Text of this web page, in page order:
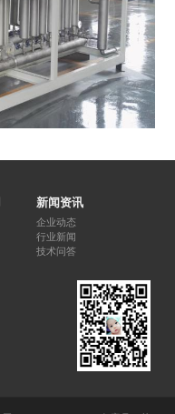
新闻资讯
企业动态
行业新闻
技术问答